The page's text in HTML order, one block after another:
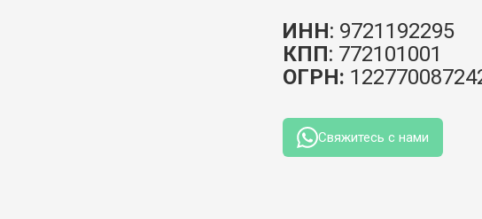
ИНН: 9721192295
КПП: 772101001
ОГРН:
Свяжитесь с нами